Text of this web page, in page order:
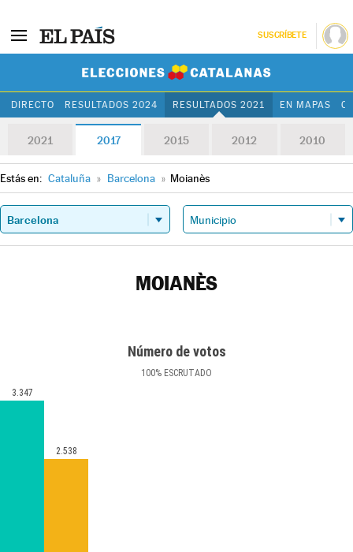
SUSCRÍBETE
DIRECTO RESULTADOS 2024 RESULTADOS 2021 EN MAPAS
2021 2017 2015 2012 2010
Estás en: Cataluña » Barcelona » Moianès
MOIANÈS
Número de votos
100% ESCRUTADO
3.347
2.538